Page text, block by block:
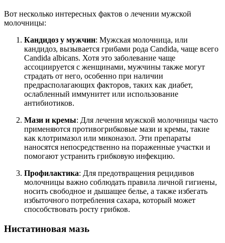
Вот несколько интересных фактов о лечении мужской
молочницы:
Кандидоз у мужчин: Мужская молочница, или
кандидоз, вызывается грибами рода Candida, чаще всего
Candida albicans. Хотя это заболевание чаще
ассоциируется с женщинами, мужчины также могут
страдать от него, особенно при наличии
предрасполагающих факторов, таких как диабет,
ослабленный иммунитет или использование
антибиотиков.
Мази и кремы: Для лечения мужской молочницы часто
применяются противогрибковые мази и кремы, такие
как клотримазол или миконазол. Эти препараты
наносятся непосредственно на пораженные участки и
помогают устранить грибковую инфекцию.
Профилактика: Для предотвращения рецидивов
молочницы важно соблюдать правила личной гигиены,
носить свободное и дышащее белье, а также избегать
избыточного потребления сахара, который может
способствовать росту грибков.
Нистатиновая мазь